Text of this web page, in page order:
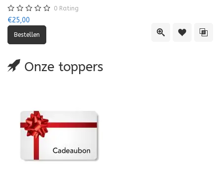
Quick ViewToevoegen
0 Rating
€25,00
Onze toppers